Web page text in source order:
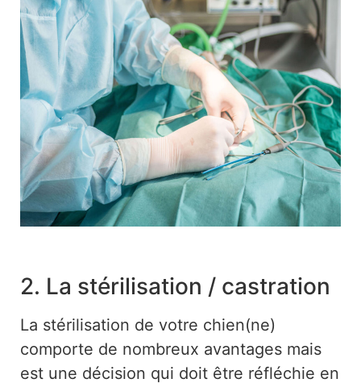
2. La stérilisation / castration
La stérilisation de votre chien(ne)
comporte de nombreux avantages mais
est une décision qui doit être réfléchie en